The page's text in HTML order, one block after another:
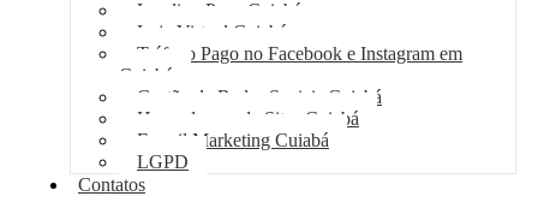
Landing Page Cuiabá
Loja Virtual Cuiabá
Tráfego Pago no Facebook e Instagram em
Cuiabá
Gestão de Redes Sociais Cuiabá
Hospedagem de Sites Cuiabá
E-mail Marketing Cuiabá
LGPD
Contatos